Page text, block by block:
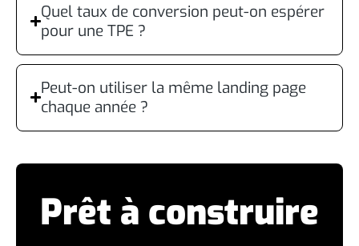
Quel taux de conversion peut-on espérer
pour une TPE ?
Peut-on utiliser la même landing page
chaque année ?
Prêt à construire